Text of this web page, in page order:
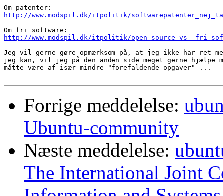
http://www.modspil.dk/itpolitik/
http://www.modspil.dk/itpolitik/
Jeg vil gerne gøre opmærksom på, at jeg ikke har ret
jeg kan, vil jeg på den anden side meget gerne hjælpe
måtte være af især mindre "forefaldende opgaver" ...
Forrige meddelelse:
Ubuntu-community
Næste meddelelse:
The International Joint